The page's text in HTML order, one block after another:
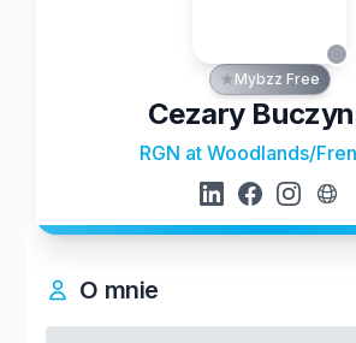
Mybzz Free
Cezary
RGN at Woodlands/
O mnie